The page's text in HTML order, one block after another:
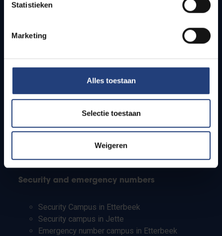
Statistieken
Marketing
Alles toestaan
Selectie toestaan
Weigeren
How to get to the VUB campuses
Students
PhD students
Teachers and secondary schools
Working students
Security and emergency numbers
Security Campus in Etterbeek
Security campus in Jette
Emergency number campus in Etterbeek